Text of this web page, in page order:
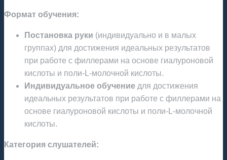
Формат обучения:
Постановка руки (индивидуально и в малых
группах) для достижения идеальных результатов
при работе с филлерами на основе гиалуроновой
кислоты и поли-L-молочной кислоты.
Индивидуальное обучение для достижения
идеальных результатов при работе с филлерами на
основе гиалуроновой кислоты и поли-L-молочной
кислоты.
Категория слушателей: